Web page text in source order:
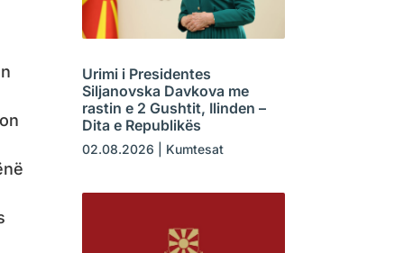
Urimi i Presidentes
Siljanovska Davkova me
rastin e 2 Gushtit, Ilinden –
Dita e Republikës
02.08.2026 Kumtesat